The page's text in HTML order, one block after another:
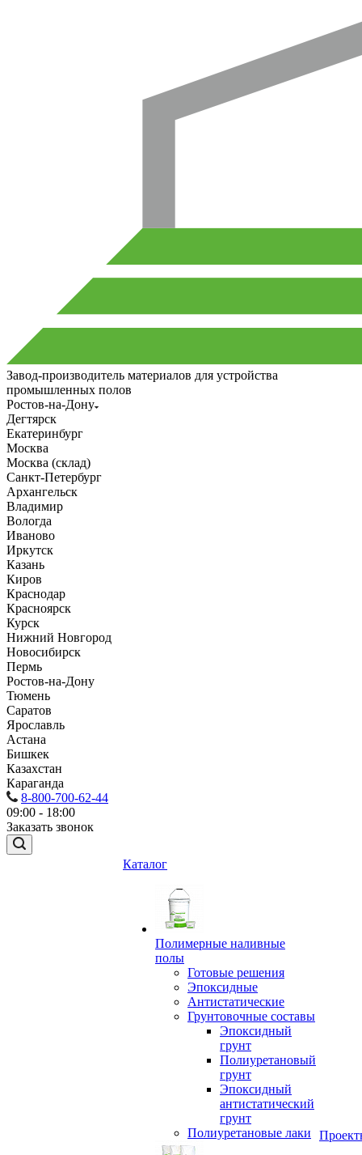
Завод-производитель материалов для устройства
промышленных полов
Ростов-на-Дону
Дегтярск
Екатеринбург
Москва
Москва (склад)
Санкт-Петербург
Архангельск
Владимир
Вологда
Иваново
Иркутск
Казань
Киров
Краснодар
Красноярск
Курск
Нижний Новгород
Новосибирск
Пермь
Ростов-на-Дону
Тюмень
Саратов
Ярославль
Астана
Бишкек
Казахстан
Караганда
8-800-700-62-44
09:00 - 18:00
Заказать звонок
Каталог
Полимерные наливные
полы
Готовые решения
Эпоксидные
Антистатические
Грунтовочные составы
Эпоксидный
грунт
Полиуретановый
грунт
Эпоксидный
антистатический
грунт
Полиуретановые лаки